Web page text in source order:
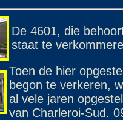
De 4601, die
staat te
Toen de hier
begon te verkeren,
al vele jaren
van Charleroi-Sud.